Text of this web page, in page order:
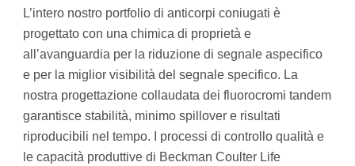
L’intero nostro portfolio di anticorpi coniugati è
progettato con una chimica di proprietà e
all’avanguardia per la riduzione di segnale aspecifico
e per la miglior visibilità del segnale specifico. La
nostra progettazione collaudata dei fluorocromi tandem
garantisce stabilità, minimo spillover e risultati
riproducibili nel tempo. I processi di controllo qualità e
le capacità produttive di Beckman Coulter Life